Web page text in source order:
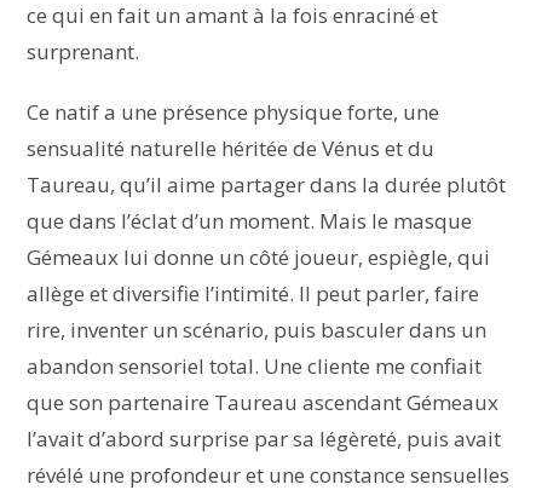
ce qui en fait un amant à la fois enraciné et
surprenant.
Ce natif a une présence physique forte, une
sensualité naturelle héritée de Vénus et du
Taureau, qu’il aime partager dans la durée plutôt
que dans l’éclat d’un moment. Mais le masque
Gémeaux lui donne un côté joueur, espiègle, qui
allège et diversifie l’intimité. Il peut parler, faire
rire, inventer un scénario, puis basculer dans un
abandon sensoriel total. Une cliente me confiait
que son partenaire Taureau ascendant Gémeaux
l’avait d’abord surprise par sa légèreté, puis avait
révélé une profondeur et une constance sensuelles